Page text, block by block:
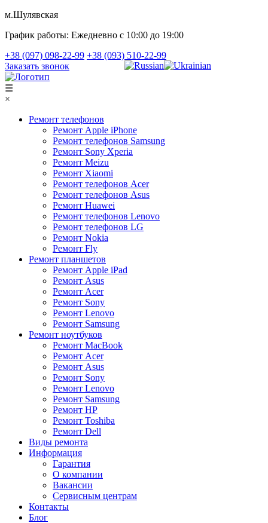
м.Шулявская
График работы: Ежедневно с 10:00 до 19:00
+38 (097) 098-22-99 +38 (093) 510-22-99
Заказать звонок
☰
×
Ремонт телефонов
Ремонт Apple iPhone
Ремонт телефонов Samsung
Ремонт Sony Xperia
Ремонт Meizu
Ремонт Xiaomi
Ремонт телефонов Acer
Ремонт телефонов Asus
Ремонт Huawei
Ремонт телефонов Lenovo
Ремонт телефонов LG
Ремонт Nokia
Ремонт Fly
Ремонт планшетов
Ремонт Apple iPad
Ремонт Asus
Ремонт Acer
Ремонт Sony
Ремонт Lenovo
Ремонт Samsung
Ремонт ноутбуков
Ремонт MacBook
Ремонт Acer
Ремонт Asus
Ремонт Sony
Ремонт Lenovo
Ремонт Samsung
Ремонт HP
Ремонт Toshiba
Ремонт Dell
Виды ремонта
Информация
Гарантия
О компании
Вакансии
Сервисным центрам
Контакты
Блог